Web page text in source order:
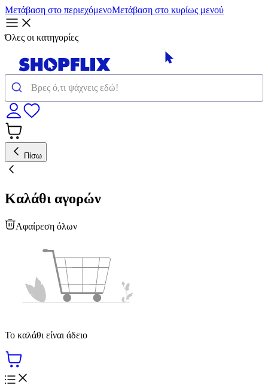
Μετάβαση στο περιεχόμενοΜετάβαση στο κυρίως μενού
Όλες οι κατηγορίες
Πίσω
Καλάθι αγορών
Αφαίρεση όλων
Το καλάθι είναι άδειο